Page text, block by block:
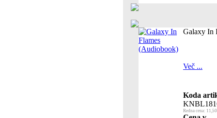
Galaxy In
Več ...
Koda
Redna cena: